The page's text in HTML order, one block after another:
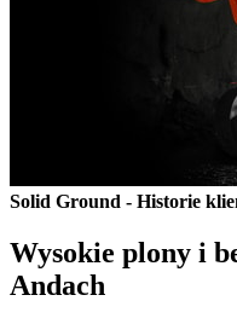
Solid Ground - Historie
Wysokie plony i
Andach